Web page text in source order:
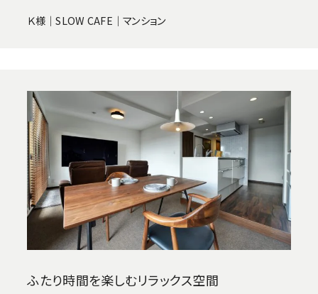
Ｋ様｜SLOW CAFE｜マンション
ふたり時間を楽しむリラックス空間